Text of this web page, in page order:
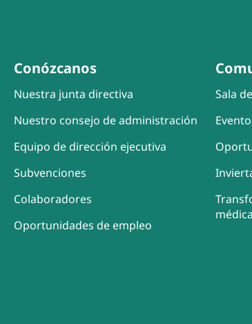
Conózcanos
Nuestra junta directiva
Nuestro consejo de administración
Equipo de dirección ejecutiva
Subvenciones
Colaboradores
Oportunidades de empleo
Sala
médica